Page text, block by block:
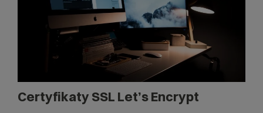
Certyfikaty SSL Let’s Encrypt